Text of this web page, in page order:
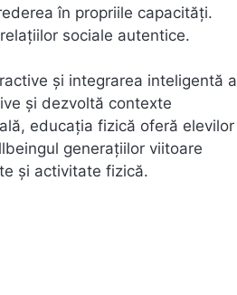
în propriile capacități.
sociale autentice.
și integrarea inteligentă a
și dezvoltă contexte
educația fizică oferă elevilor
generațiilor viitoare
și activitate fizică.